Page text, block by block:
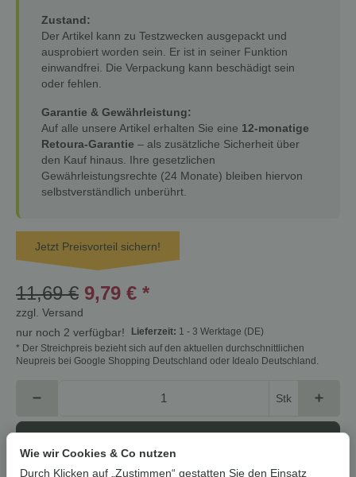
Zustand:
Der Artikel kann zu Testzwecken ausgepackt und
ausprobiert worden sein. Er ist in seiner Funktion
einwandfrei. Die Verpackung kann beschädigt sein
oder fehlen.
Garantie & Gewährleistung:
Auf alle unsere Artikel erhalten Sie eine 12-monatige
Retoura-Garantie – als zusätzliche Sicherheit über
den Kauf hinaus. Ihre gesetzlichen
Gewährleistungsrechte (24 Monate) bleiben hiervon
selbstverständlich unberührt.
Jetzt Preisvorteil sichern!
11,69 € 9,79 € *
zzgl. Versand
nur noch 2 verfügbar!
Lieferzeit: 1 - 3 Werktage (DE)
* Der Streichpreis bezieht sich auf den aktuellen durchschnittlichen
Neupreis bei Google Shopping Deutschland oder Idealo Deutschland.
Stk
Wie wir Cookies & Co nutzen
Durch Klicken auf „Zustimmen“ gestatten Sie den Einsatz